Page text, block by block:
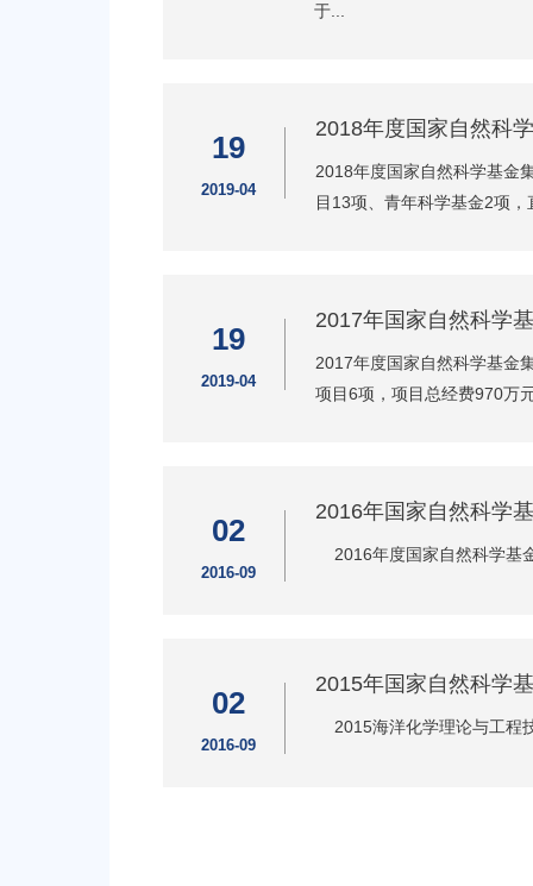
于...
19
2019-04
2018年度国家自然科
2018年度国家自然科学基金
目13项、青年科学基金2项
19
2019-04
2017年国家自然科学
2017年度国家自然科学基金
项目6项，项目总经费970万
02
2016-09
2016年国家自然科学
2016年度国家自然科学基
02
2016-09
2015年国家自然科学
2015海洋化学理论与工程